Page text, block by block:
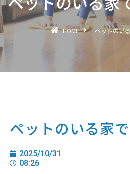
HOME ペットのい
ペットのいる家
2025/10/31
08:26